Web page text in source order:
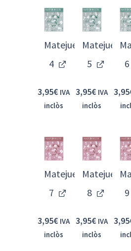
Matejuegos
4
3,95€ IVA
inclòs
Matejuegos
5
3,95€ IVA
inclòs
6
3,95
Matejuegos
7
3,95€ IVA
inclòs
Matejuegos
8
3,95€ IVA
inclòs
9
3,95